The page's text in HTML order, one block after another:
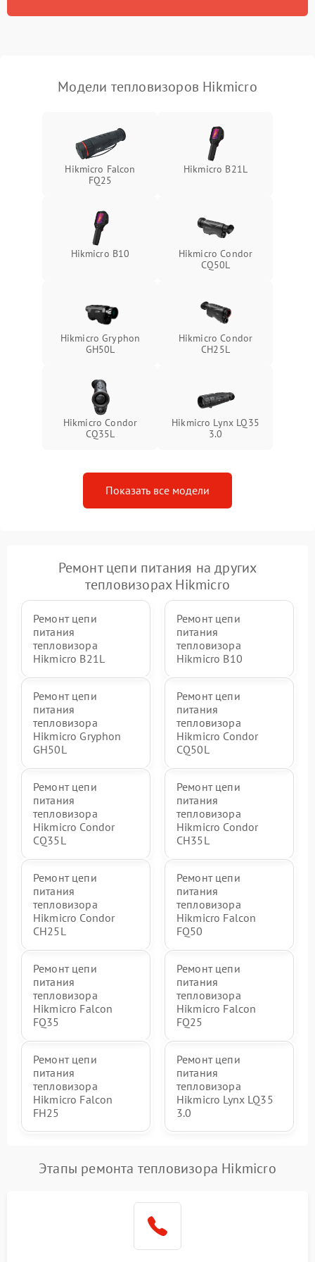
Модели тепловизоров Hikmicro
Hikmicro Falcon
FQ25
Hikmicro B21L
Hikmicro B10
Hikmicro Condor
CQ50L
Hikmicro Gryphon
GH50L
Hikmicro Condor
CH25L
Hikmicro Condor
CQ35L
Hikmicro Lynx LQ35
3.0
Показать все модели
Ремонт цепи питания на других
тепловизорах Hikmicro
Ремонт цепи
питания
тепловизора
Hikmicro B21L
Ремонт цепи
питания
тепловизора
Hikmicro B10
Ремонт цепи
питания
тепловизора
Hikmicro Gryphon
GH50L
Ремонт цепи
питания
тепловизора
Hikmicro Condor
CQ50L
Ремонт цепи
питания
тепловизора
Hikmicro Condor
CQ35L
Ремонт цепи
питания
тепловизора
Hikmicro Condor
CH35L
Ремонт цепи
питания
тепловизора
Hikmicro Condor
CH25L
Ремонт цепи
питания
тепловизора
Hikmicro Falcon
FQ50
Ремонт цепи
питания
тепловизора
Hikmicro Falcon
FQ35
Ремонт цепи
питания
тепловизора
Hikmicro Falcon
FQ25
Ремонт цепи
питания
тепловизора
Hikmicro Falcon
FH25
Ремонт цепи
питания
тепловизора
Hikmicro Lynx LQ35
3.0
Этапы ремонта тепловизора Hikmicro